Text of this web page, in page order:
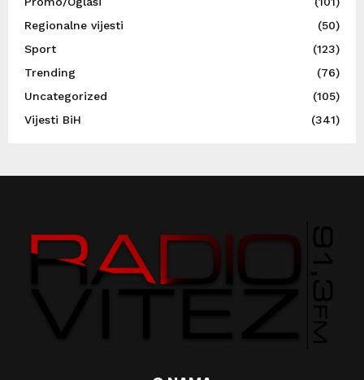
Regionalne vijesti
(50)
Sport
(123)
Trending
(76)
Uncategorized
(105)
Vijesti BiH
(341)